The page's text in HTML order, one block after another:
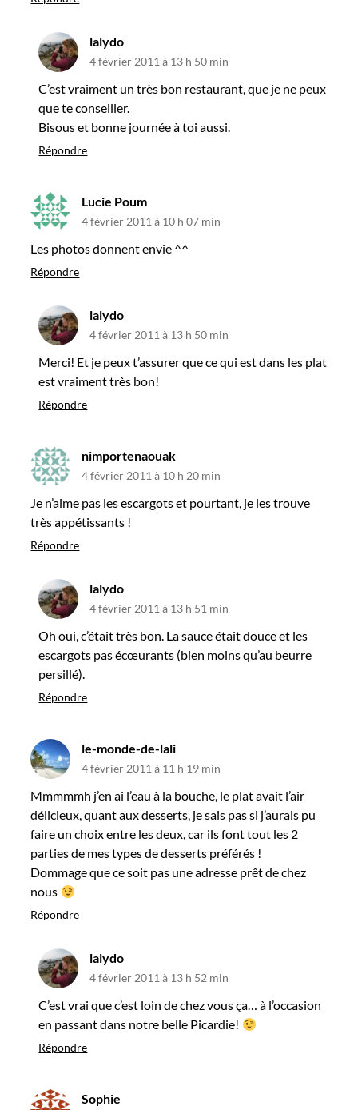
lalydo
4 février 2011 à 13 h 50 min
C’est vraiment un très bon restaurant, que je ne peux
que te conseiller.
Bisous et bonne journée à toi aussi.
Répondre
Lucie Poum
4 février 2011 à 10 h 07 min
Les photos donnent envie ^^
Répondre
lalydo
4 février 2011 à 13 h 50 min
Merci! Et je peux t’assurer que ce qui est dans les plat
est vraiment très bon!
Répondre
nimportenaouak
4 février 2011 à 10 h 20 min
Je n’aime pas les escargots et pourtant, je les trouve
très appétissants !
Répondre
lalydo
4 février 2011 à 13 h 51 min
Oh oui, c’était très bon. La sauce était douce et les
escargots pas écœurants (bien moins qu’au beurre
persillé).
Répondre
le-monde-de-lali
4 février 2011 à 11 h 19 min
Mmmmmh j’en ai l’eau à la bouche, le plat avait l’air
délicieux, quant aux desserts, je sais pas si j’aurais pu
faire un choix entre les deux, car ils font tout les 2
parties de mes types de desserts préférés !
Dommage que ce soit pas une adresse prêt de chez
nous
Répondre
lalydo
4 février 2011 à 13 h 52 min
C’est vrai que c’est loin de chez vous ça… à l’occasion
en passant dans notre belle Picardie!
Répondre
Sophie